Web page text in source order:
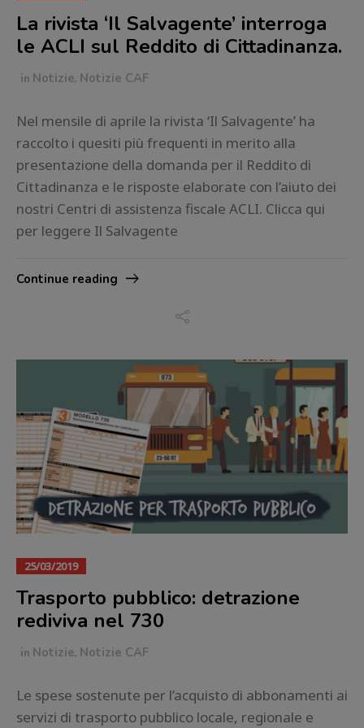
La rivista ‘Il Salvagente’ interroga
le ACLI sul Reddito di Cittadinanza.
in Notizie, Notizie CAF
Nel mensile di aprile la rivista ‘Il Salvagente’ ha
raccolto i quesiti più frequenti in merito alla
presentazione della domanda per il Reddito di
Cittadinanza e le risposte elaborate con l’aiuto dei
nostri Centri di assistenza fiscale ACLI. Clicca qui
per leggere Il Salvagente
Continue reading
25/03/2019
Trasporto pubblico: detrazione
rediviva nel 730
in Notizie, Notizie CAF
Le spese sostenute per l’acquisto di abbonamenti ai
servizi di trasporto pubblico locale, regionale e